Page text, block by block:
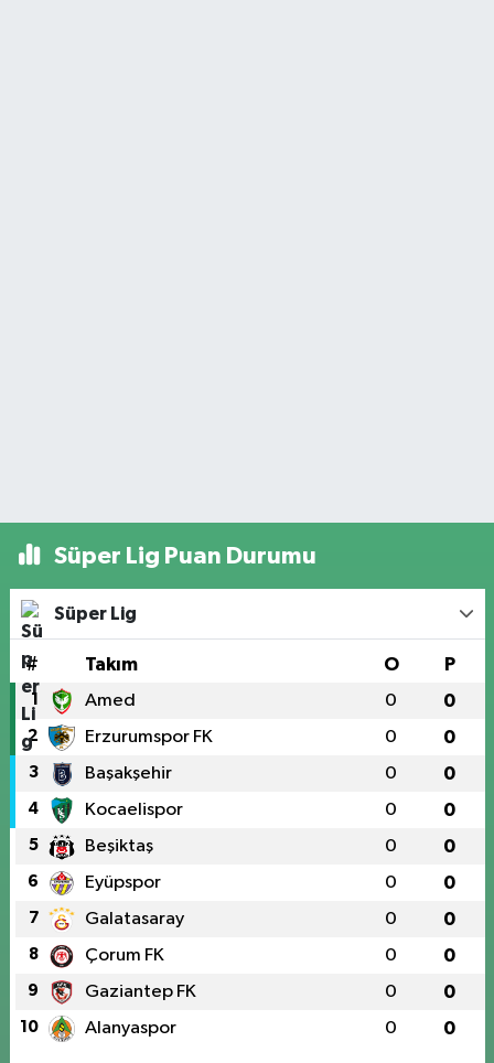
Süper Lig Puan Durumu
Süper Lig
# Takım O P
1 Amed 0 0
2 Erzurumspor FK 0 0
3 Başakşehir 0 0
4 Kocaelispor 0 0
5 Beşiktaş 0 0
6 Eyüpspor 0 0
7 Galatasaray 0 0
8 Çorum FK 0 0
9 Gaziantep FK 0 0
10 Alanyaspor 0 0